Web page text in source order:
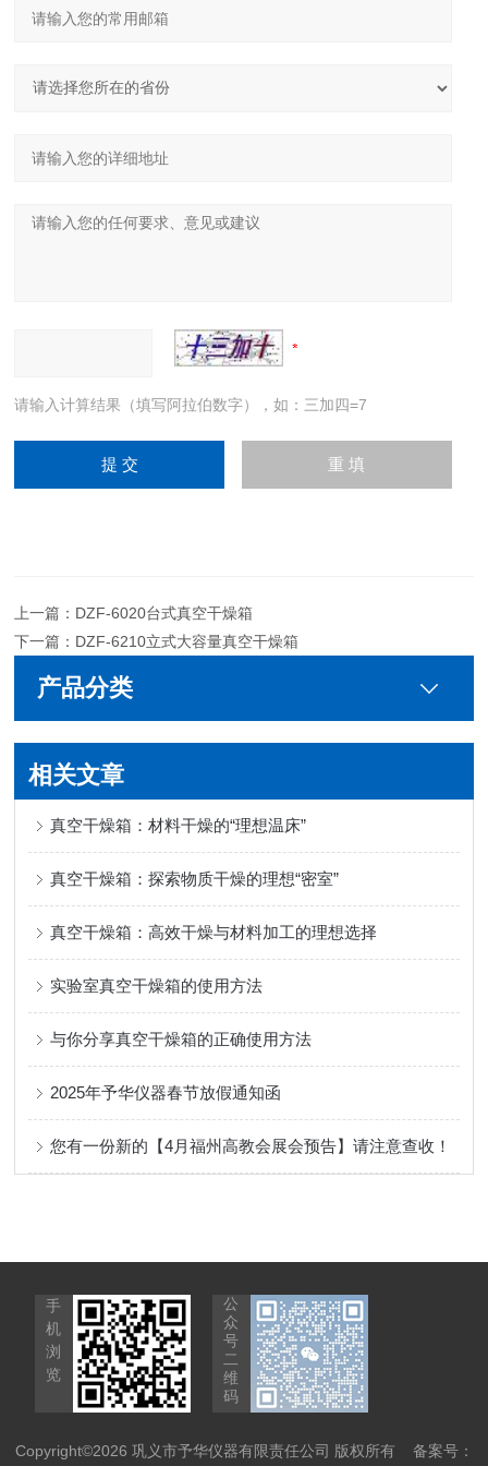
请输入计算结果（填写阿拉伯数字），如：三加四=7
上一篇： DZF-6020台式真空干燥箱
下一篇： DZF-6210立式大容量真空干燥箱
产品分类
相关文章
真空干燥箱：材料干燥的“理想温床”
真空干燥箱：探索物质干燥的理想“密室”
真空干燥箱：高效干燥与材料加工的理想选择
实验室真空干燥箱的使用方法
与你分享真空干燥箱的正确使用方法
2025年予华仪器春节放假通知函
您有一份新的【4月福州高教会展会预告】请注意查收！
手
机
浏
览
公
众
号
二
维
码
Copyright©2026 巩义市予华仪器有限责任公司 版权所有 备案号：